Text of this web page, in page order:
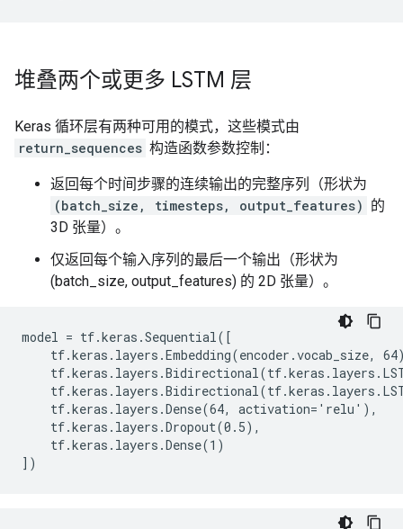
堆叠两个或更多 LSTM 层
Keras 循环层有两种可用的模式，这些模式由
return_sequences 构造函数参数控制：
返回每个时间步骤的连续输出的完整序列（形状为
(batch_size, timesteps, output_features) 的
3D 张量）。
仅返回每个输入序列的最后一个输出（形状为
(batch_size, output_features) 的 2D 张量）。
model = tf.keras.Sequential([
tf.keras.layers.Embedding(encoder.vocab_size,
    tf.keras.layers.Dense(64, activation='relu'),
    tf.keras.layers.Dropout(0.5),
    tf.keras.layers.Dense(1)